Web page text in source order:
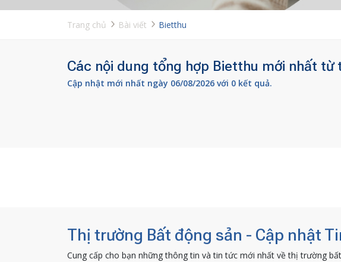
Trang chủ Bài viết Bietthu
Các nội dung tổng hợp Bietthu mới nhất
Cập nhật mới nhất ngày 06/08/2026 với 0 kết quả.
Thị trường Bất động sản - Cập nhật
Cung cấp cho bạn những thông tin và tin tức mới nhất về thị trường